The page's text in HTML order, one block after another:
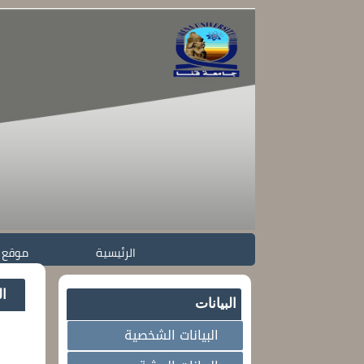
الرئيسية موقع
البيانات
البيانات الشخصية